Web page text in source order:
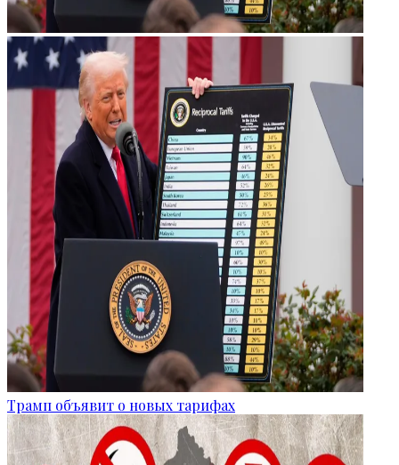
Трамп объявит о новых тарифах